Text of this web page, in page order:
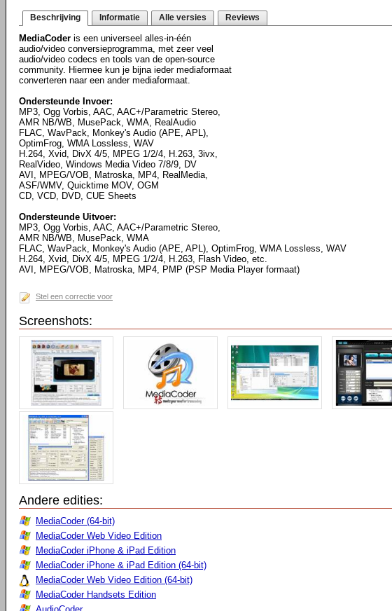
Beschrijving Informatie Alle versies Reviews
MediaCoder is een universeel alles-in-één
audio/video conversieprogramma, met zeer veel
audio/video codecs en tools van de open-source
community. Hiermee kun je bijna ieder mediaformaat
converteren naar een ander mediaformaat.
Ondersteunde Invoer:
MP3, Ogg Vorbis, AAC, AAC+/Parametric Stereo,
AMR NB/WB, MusePack, WMA, RealAudio
FLAC, WavPack, Monkey's Audio (APE, APL),
OptimFrog, WMA Lossless, WAV
H.264, Xvid, DivX 4/5, MPEG 1/2/4, H.263, 3ivx,
RealVideo, Windows Media Video 7/8/9, DV
AVI, MPEG/VOB, Matroska, MP4, RealMedia,
ASF/WMV, Quicktime MOV, OGM
CD, VCD, DVD, CUE Sheets
Ondersteunde Uitvoer:
MP3, Ogg Vorbis, AAC, AAC+/Parametric Stereo,
AMR NB/WB, MusePack, WMA
FLAC, WavPack, Monkey's Audio (APE, APL), OptimFrog, WMA Lossless, WAV
H.264, Xvid, DivX 4/5, MPEG 1/2/4, H.263, Flash Video, etc.
AVI, MPEG/VOB, Matroska, MP4, PMP (PSP Media Player formaat)
Stel een correctie voor
Screenshots:
Andere edities:
MediaCoder (64-bit)
MediaCoder Web Video Edition
MediaCoder iPhone & iPad Edition
MediaCoder iPhone & iPad Edition (64-bit)
MediaCoder Web Video Edition (64-bit)
MediaCoder Handsets Edition